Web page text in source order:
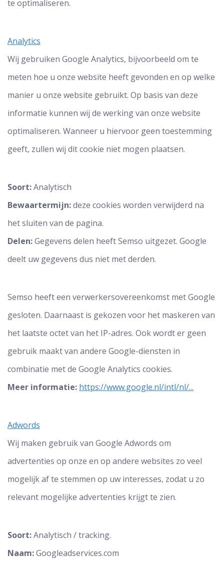
te optimaliseren.
Analytics
Wij gebruiken Google Analytics, bijvoorbeeld om te
meten hoe u onze website heeft gevonden en op welke
manier u onze website gebruikt. Op basis van deze
informatie kunnen wij de werking van onze website
optimaliseren. Wanneer u hiervoor geen toestemming
geeft, zullen wij dit cookie niet mogen plaatsen.
Soort:Analytisch
Bewaartermijn:deze cookies worden verwijderd na
het sluiten van de pagina.
Delen:Gegevens delen heeft Semso uitgezet. Google
deelt uw gegevens dus niet met derden.
Semso heeft een verwerkersovereenkomst met Google
gesloten. Daarnaast is gekozen voor het maskeren van
het laatste octet van het IP-adres. Ook wordt er geen
gebruik maakt van andere Google-diensten in
combinatie met de Google Analytics cookies.
Meer informatie: https://www.google.nl/intl/nl/...
Adwords
Wij maken gebruik van Google Adwords om
advertenties op onze en op andere websites zo veel
mogelijk af te stemmen op uw interesses, zodat u zo
relevant mogelijke advertenties krijgt te zien.
Soort:Analytisch / tracking.
Naam:Googleadservices.com